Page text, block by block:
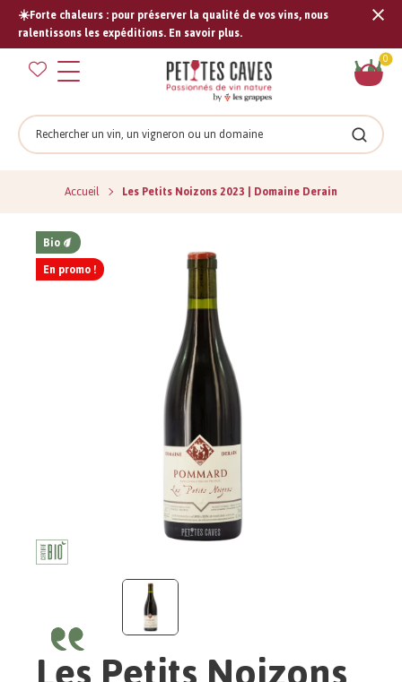
☀️Forte chaleurs : pour préserver la qualité de vos vins, nous
ralentissons les expéditions. En savoir plus.
0
Rechercher
Accueil Les Petits Noizons 2023 | Domaine Derain
Bio
En promo !